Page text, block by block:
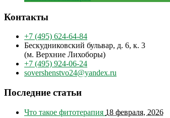
Контакты
+7 (495) 624-64-84
Бескудниковский бульвар, д. 6, к. 3
(м. Верхние Лихоборы)
+7 (495) 924-06-24
sovershenstvo24@yandex.ru
Последние статьи
Что такое фитотерапия 18 февраля, 2026